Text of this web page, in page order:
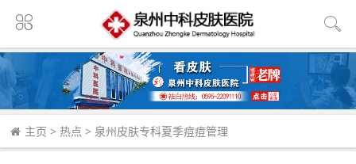
主页 > 热点 > 泉州皮肤专科夏季痘痘管理